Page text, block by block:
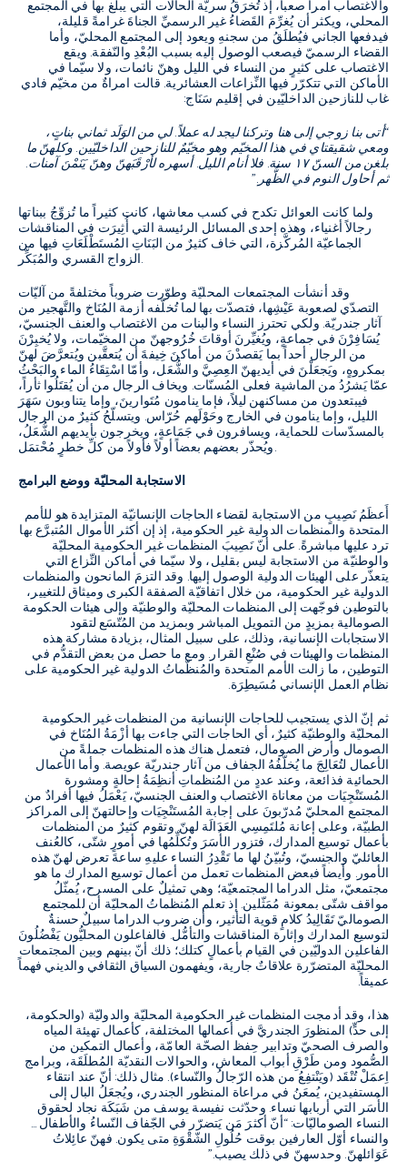
والاغتصاب أمراً صعباً، إذ تُخرَقُ سريّة الحالات التي يبلّغ بها في المجتمع
المحلي، ويكثر أن يُغرِّمَ القَضاءُ غير الرسميِّ الجناةَ غرامةً قليلة،
فيدفعها الجاني فيُطلَقُ من سجنهِ ويعود إلى المجتمع المحليّ، وأما
القضاء الرسميّ فيصعب الوصول إليه بسبب البُعْدِ والنّفقة. ويقع
الاغتصاب على كثيرٍ من النساء في الليل وهنّ نائمات، ولا سيّما في
الأماكن التي تتكرّر فيها النِّزاعات العشائرية. قالت امراةٌ من مخيّم فادي
غاب للنازحين الداخليّين في إقليم سَنَاج:
“أتى بنا زوجي إلى هنا وتركنا ليجد له عملاً.لي من الوَلَد ثماني بناتٍ،
ومعي شقيقتاي في هذا المخيّم وهو مخيّمٌ للنازحين الداخليّين.وكلهنّ ما
بلغن من السنّ ١٧ سنة. فلا أنام الليل.أسهره لأرْقَبَهنّ وهنّ يَنَمْنَ آمنات.
ثم أحاول النوم في الظُّهر.”
ولما كانت العوائل تكدح في كسب معاشها، كانت كثيراً ما تُزوِّجُ ببناتها
رجالاً أغنياء، وهذه إحدى المسائل الرئيسة التي أُثِيرَت في المناقشات
الجماعيّة المُركَّزة، التي خاف كثيرٌ من البَنَاتِ المُستَطْلَعَاتِ فيها من
الزواج القسري والمُبَكِّر.
وقد أنشأت المجتمعات المحليّة وطوّرت ضروباً مختلفةً من آليّات
التصدّي لصعوبة عَيْشِها، فتصدّت بها لما تُخلّفه أزمة المُنَاخ والتَّهجير من
آثار جندريّة. ولكي تحترز النساء والبنات من الاغتصاب والعنف الجنسيّ،
يُسَافِرْنَ في جماعةٍ، ويُغيِّرنَ أوقاتَ خُرُوجهنّ من المخيّمات، ولا يُخبِرْنَ
من الرجال أحداً بما يَقصدْنَ من أماكنَ خِيفةَ أن يُتعقَّبن ويُتعرَّضَ لهنّ
بمكروهٍ، ويَجعَلْنَ في أيديهنّ العِصِيَّ والشُّعَل، وأمّا اسْتِقَاءُ الماء والبَحْثُ
عمّا يَشرُدُ من الماشية فعلى المُسنّات. ويخاف الرجال من أن يُقتَلُوا ثأراً،
فيبتعدون من مساكنهن ليلاً، فإما ينامون مُتَوارينَ، وإما يتناوبون سَهَرَ
الليل، وإما ينامون في الخارج وحَوْلَهم حُرّاس. ويتسلّحُ كثيرٌ من الرجال
بالمسدّسات للحماية، ويسافرون في جَمَاعةٍ، ويخرجون بأيديهم الشُّعَلُ،
ويُحذّر بعضهم بعضاً أولاً فأولاً من كلِّ خطرٍ مُحْتمَل.
الاستجابة المحليّة ووضع البرامج
أَعظَمُ نَصِيبٍ من الاستجابة لقضاء الحاجات الإنسانيّة المتزايدة هو للأمم
المتحدة والمنظمات الدولية غير الحكومية، إذ إن أكثر الأموال المُتبرَّع بها
ترد عليها مباشرةً. على أنّ نَصِيبَ المنظمات غير الحكومية المحليّة
والوطنيّة من الاستجابة ليس بقليل، ولا سيّما في أماكن النِّزاع التي
يتعذّر على الهيئات الدولية الوصول إليها. وقد التزمَ المانحون والمنظمات
الدولية غير الحكومية، من خلال اتفاقيّة الصفقة الكبرى وميثاق للتغيير،
بالتوطين فوجّهت إلى المنظمات المحليّة والوطنيّة وإلى هيئات الحكومة
الصومالية بمزيدٍ من التمويل المباشر وبمزيد من المُتّسَع لتقود
الاستجابات الإنسانية، وذلك، على سبيل المثال، بزيادة مشاركة هذه
المنظمات والهيئات في صُنْعِ القرار. ومع ما حصل من بعض التقدُّم في
التوطين، ما زالت الأمم المتحدة والمُنظّماتُ الدولية غير الحكومية على
نظام العمل الإنساني مُسَيطِرَة.
ثم إنّ الذي يستجيب للحاجات الإنسانية من المنظمات غير الحكومية
المحليّة والوطنيّة كثيرٌ، أي الحاجات التي جاءت بها أزْمَةُ المُنَاخ في
الصومال وأرض الصومال، فتعمل هناك هذه المنظمات جملةً من
الأعمال لتُعَالِجَ ما يُخلّفُهُ الجفاف من آثار جندريّة عويصة. وأما الأعمال
الحمائية فذائعة، وعند عددٍ من المُنظماتِ أنظِمَةُ إحالةٍ ومشورة
المُستَنْجِيَات من معاناة الاغتصاب والعنف الجنسيّ، يَعْمَلُ فيها أفرادٌ من
المجتمع المحليّ مُدرّبونَ على إجابة المُستَنْجِيَات وإحالتهنّ إلى المراكز
الطبيّة، وعلى إعانة مُلتَمِسِي العَدَالَة لهنّ.وتقوم كثيرٌ من المنظمات
بأعمال توسيع المدارك، فتزور الأُسَرَ وتُكلِّمُها في أمورٍ شتّى، كالعُنف
العائليّ والجنسيّ، وتُبيّنُ لها ما تَقْدِرُ النساء عليهِ ساعةَ تعرض لهنّ هذه
الأمور. وأيضاً فبعض المنظمات تعمل من أعمال توسيع المدارك ما هو
مجتمعيّ، مثل الدراما المجتمعيّة؛ وهي تمثيلٌ على المسرح، يُمثّلُ
مواقف شتّى بمعونة مُمَثّلين. إذ تعلم المُنظماتُ المحليّة أن للمجتمع
الصوماليّ تَقَالِيدُ كلامٍ قوية التأثير، وأن ضروب الدراما سبيلٌ حسنةٌ
لتوسيع المدارك وإثارة المناقشات والتأمُّل. فالفاعلون المحليُّون يَفْضُلُونَ
الفاعلين الدوليّين في القيام بأعمالٍ كتلك؛ ذلك أنّ بينهم وبين المجتمعات
المحليّة المتضرّرة علاقاتٌ جارية، ويفهمون السياق الثقافي والديني فهماً
عميقاً.
هذا، وقد أدمجت المنظمات غير الحكومية المحليّة والدوليّة (والحكومة،
إلى حدٍّ) المنظورَ الجندريَّ في أعمالها المختلفة، كأعمال تهيئة المياه
والصرف الصحيّ وتدابير حِفظ الصحّة العامّة، وأعمال التمكين من
الصُّمود ومن طَرْقِ أبواب المعاش، والحوالات النقديّة المُطلَقَة، وبرامج
اِعمَلْ تُنْقَد(ويَنْتفِعُ من هذه الرّجالُ والنّساء). مثال ذلك: أنّ عند انتقاء
المستفيدين، يُمعَنُ في مراعاة المنظور الجندري، ويُجعَلُ البال إلى
الأُسَر التي أربابها نساء. وحدّثت نفيسة يوسف من شَبَكَة نجاد لحقوق
النساء الصوماليّات: “أنّ أكثرَ مَن يَتضرّر في الجّفاف النّساءُ والأطفال…
والنساء أوّل العارفين بوقت حُلُولِ الشّقْوَةِ متى يكون. فهنّ عائِلاتُ
عَوَائلهنّ. وحدسهنّ في ذلك يصيب.”